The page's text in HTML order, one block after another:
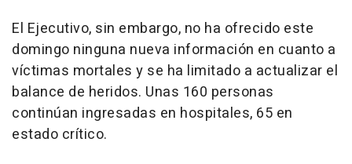
El Ejecutivo, sin embargo, no ha ofrecido este
domingo ninguna nueva información en cuanto a
víctimas mortales y se ha limitado a actualizar el
balance de heridos. Unas 160 personas
continúan ingresadas en hospitales, 65 en
estado crítico.